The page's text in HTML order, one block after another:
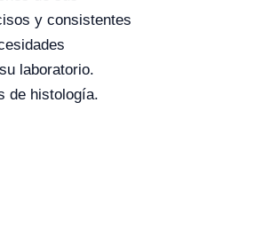
y consistentes
laboratorio.
de histología.